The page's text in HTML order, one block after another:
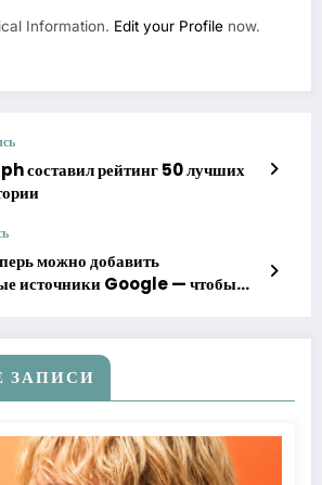
Information. Edit your Profile now.
составил рейтинг 50 лучших
можно добавить
источники Google — чтобы
ЗАПИСИ